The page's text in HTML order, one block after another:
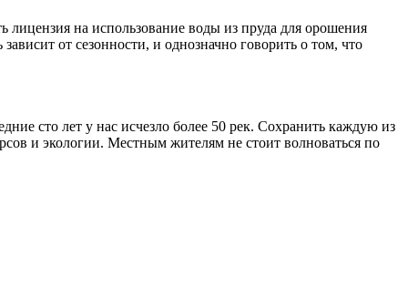
лицензия на использование воды из пруда для орошения
от сезонности, и однозначно говорить о том, что
сто лет у нас исчезло более 50 рек. Сохранить каждую из
и экологии. Местным жителям не стоит волноваться по